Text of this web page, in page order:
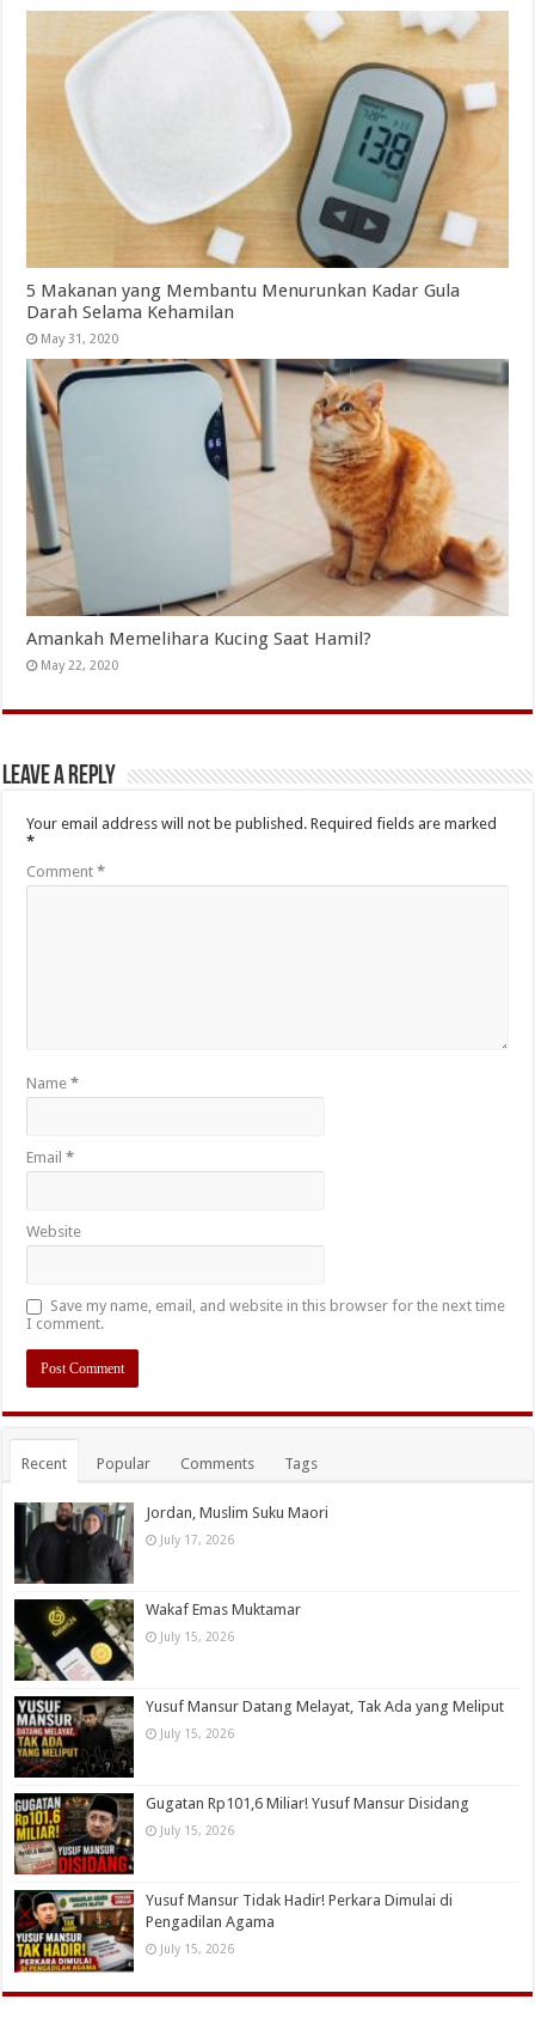
5 Makanan yang Membantu Menurunkan Kadar Gula
Darah Selama Kehamilan
May 31, 2020
Amankah Memelihara Kucing Saat Hamil?
May 22, 2020
Leave a Reply
Your email address will not be published. Required fields are marked
*
Comment*
Name*
Email*
Website
Save my name, email, and website in this browser for the next time
I comment.
Recent Popular Comments Tags
Jordan, Muslim Suku Maori
July 17, 2026
Wakaf Emas Muktamar
July 15, 2026
Yusuf Mansur Datang Melayat, Tak Ada yang Meliput
July 15, 2026
Gugatan Rp101,6 Miliar! Yusuf Mansur Disidang
July 15, 2026
Yusuf Mansur Tidak Hadir! Perkara Dimulai di
Pengadilan Agama
July 15, 2026